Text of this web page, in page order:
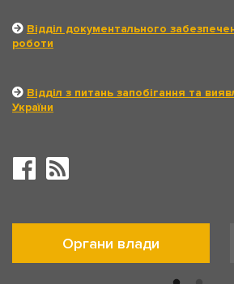
Відділ документального
роботи
Відділ з питань запобігання та
України
Органи влади